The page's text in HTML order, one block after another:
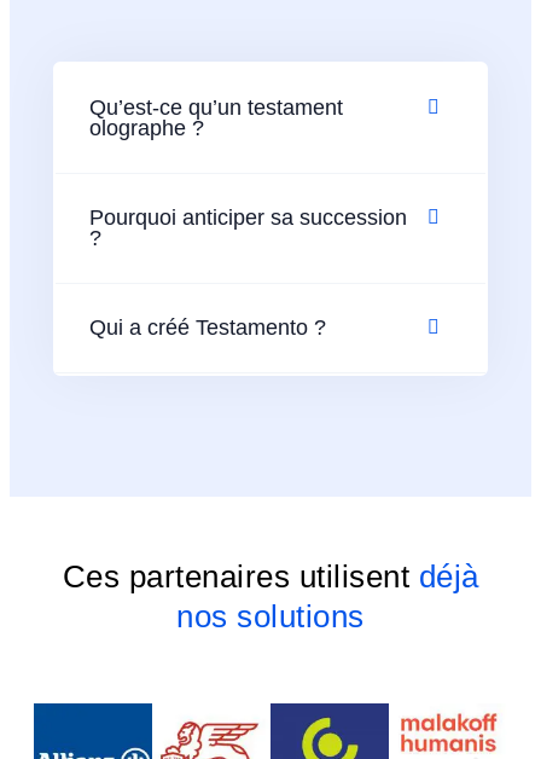
Qu’est-ce qu’un testament
olographe ?
Pourquoi anticiper sa succession
?
Qui a créé Testamento ?
Ces partenaires utilisent déjà
nos solutions